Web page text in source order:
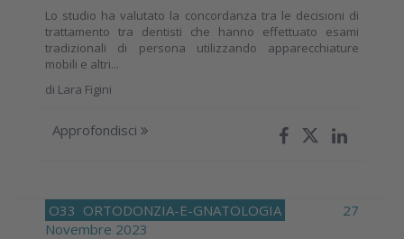
Lo studio ha valutato la concordanza tra le decisioni di
trattamento tra dentisti che hanno effettuato esami
tradizionali di persona utilizzando apparecchiature
mobili e altri...
di Lara Figini
Approfondisci
O33 ORTODONZIA-E-GNATOLOGIA
27
Novembre 2023